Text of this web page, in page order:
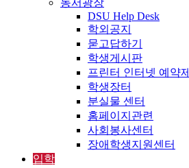
DSU Help Desk
학외공지
묻고답하기
학생게시판
프린터 인터넷 예약제
학생장터
분실물 센터
홈페이지관련
사회봉사센터
장애학생지원센터
입학